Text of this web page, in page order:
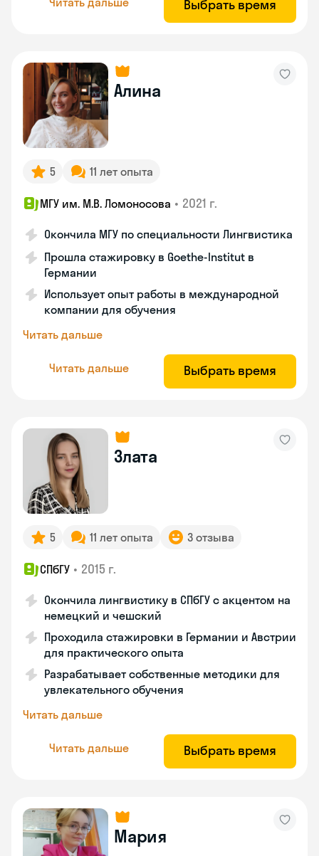
Выбрать время
Алина
5 11 лет опыта
МГУ им. М.В. Ломоносова • 2021 г.
Окончила МГУ по специальности Лингвистика
Прошла стажировку в Goethe-Institut в
Германии
Использует опыт работы в международной
компании для обучения
Читать дальше
Читать дальше Выбрать время
Злата
5 11 лет опыта 3 отзыва
СПбГУ • 2015 г.
Окончила лингвистику в СПбГУ с акцентом на
немецкий и чешский
Проходила стажировки в Германии и Австрии
для практического опыта
Разрабатывает собственные методики для
увлекательного обучения
Читать дальше
Читать дальше Выбрать время
Мария